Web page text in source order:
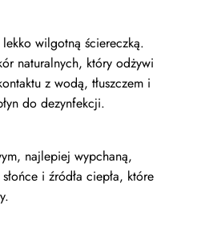
wilgotną ściereczką.
naturalnych, który odżywi
z wodą, tłuszczem i
do dezynfekcji.
najlepiej wypchaną,
i źródła ciepła, które